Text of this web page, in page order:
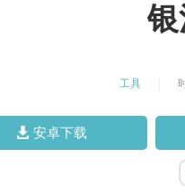
工具
安卓下载